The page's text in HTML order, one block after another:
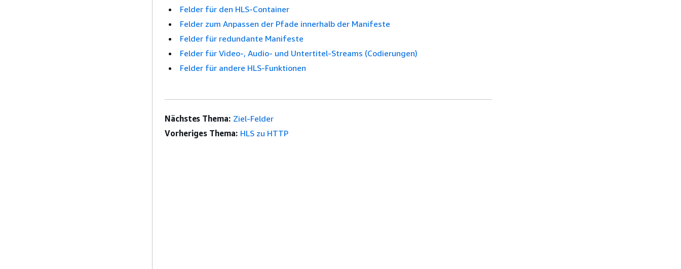
Felder für den HLS-Container
Felder zum Anpassen der Pfade innerhalb der Manifeste
Felder für redundante Manifeste
Felder für Video-, Audio- und Untertitel-Streams (Codierungen)
Felder für andere HLS-Funktionen
Nächstes Thema: Ziel-Felder
Vorheriges Thema: HLS zu HTTP